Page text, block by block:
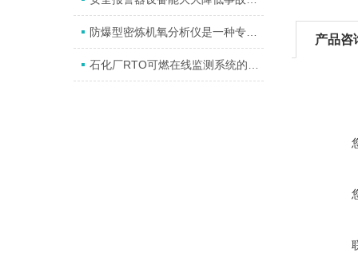
防爆型密炼机氧分析仪是一种专门设计用于检测橡胶密炼过程中氧含量的仪器
产品咨